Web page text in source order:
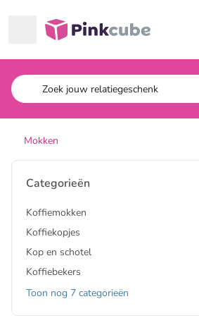
Pinkcube
Mokken
Categorieën
Koffiemokken
Koffiekopjes
Kop en schotel
Koffiebekers
Toon nog 7 categorieën